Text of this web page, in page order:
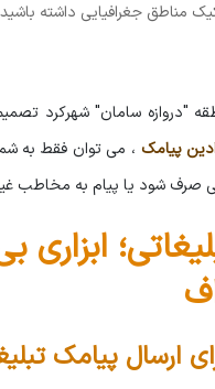
مناطق جغرافیایی داشته
"دروازه سامان" شهرکرد
پیامک ، می توان فقط به
صرف شود یا پیام به مخاطب
ارسال پیامک